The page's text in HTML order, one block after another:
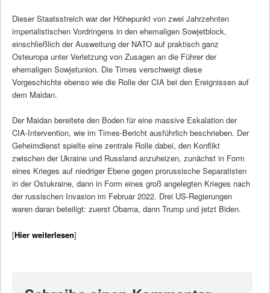
Dieser Staatsstreich war der Höhepunkt von zwei Jahrzehnten
imperialistischen Vordringens in den ehemaligen Sowjetblock,
einschließlich der Ausweitung der NATO auf praktisch ganz
Osteuropa unter Verletzung von Zusagen an die Führer der
ehemaligen Sowjetunion. Die Times verschweigt diese
Vorgeschichte ebenso wie die Rolle der CIA bei den Ereignissen auf
dem Maidan.
Der Maidan bereitete den Boden für eine massive Eskalation der
CIA-Intervention, wie im Times-Bericht ausführlich beschrieben. Der
Geheimdienst spielte eine zentrale Rolle dabei, den Konflikt
zwischen der Ukraine und Russland anzuheizen, zunächst in Form
eines Krieges auf niedriger Ebene gegen prorussische Separatisten
in der Ostukraine, dann in Form eines groß angelegten Krieges nach
der russischen Invasion im Februar 2022. Drei US-Regierungen
waren daran beteiligt: zuerst Obama, dann Trump und jetzt Biden.
[Hier weiterlesen]